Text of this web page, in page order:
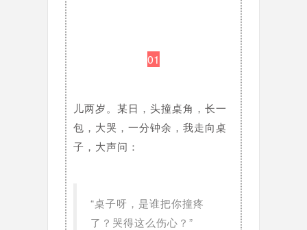
01
儿两岁。某日，头撞桌角，长一
包，大哭，一分钟余，我走向桌
子，大声问：
“桌子呀，是谁把你撞疼
了？哭得这么伤心？”